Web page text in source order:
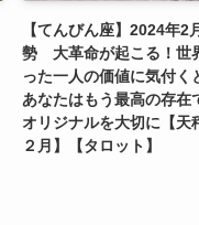
【てんびん座】2024年2
勢 大革命が起こる！世
った一人の価値に気付く
あなたはもう最高の存在
オリジナルを大切に【天
２月】【タロット】